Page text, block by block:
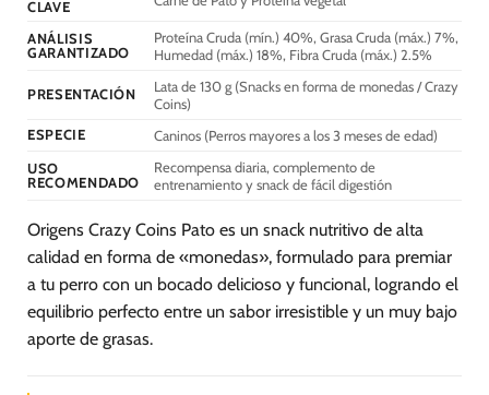
en
página
producto
CLAVE
ANÁLISIS
GARANTIZADO
Proteína Cruda (mín.) 40%, Grasa Cruda (máx.) 7%,
Humedad (máx.) 18%, Fibra Cruda (máx.) 2.5%
PRESENTACIÓN
Lata de 130 g (Snacks en forma de monedas / Crazy
Coins)
ESPECIE
Caninos (Perros mayores a los 3 meses de edad)
USO
RECOMENDADO
Recompensa diaria, complemento de
entrenamiento y snack de fácil digestión
Origens Crazy Coins Pato es un snack nutritivo de alta
calidad en forma de «monedas», formulado para premiar
a tu perro con un bocado delicioso y funcional, logrando el
equilibrio perfecto entre un sabor irresistible y un muy bajo
aporte de grasas.